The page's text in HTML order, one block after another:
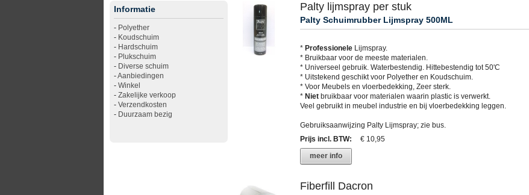
Informatie
- Polyether
- Koudschuim
- Hardschuim
- Plukschuim
- Diverse schuim
-Aanbiedingen
- Winkel
- Zakelijke verkoop
- Verzendkosten
- Duurzaam bezig
Palty lijmspray per stuk
Palty Schuimrubber Lijmspray 500ML
* ProfessioneleLijmspray.
* Bruikbaar voor de meeste materialen.
* Universeel gebruik. Waterbestendig. Hittebestendig tot 50'C
* Uitstekend geschikt voor Polyether en Koudschuim.
* Voor Meubels en vloerbedekking, Zeer sterk.
* Nietbruikbaar voor materialen waarin plastic is verwerkt.
Veel gebruikt in meubel industrie en bij vloerbedekking leggen.
Gebruiksaanwijzing Palty Lijmspray; zie bus.
Prijs incl. BTW:
€ 10,95
meer info
Fiberfill Dacron